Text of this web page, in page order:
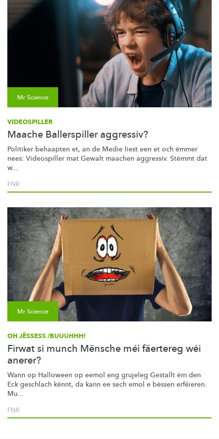
Mr Science
VIDEOSPILLER
Maache Ballerspiller aggressiv?
Politiker behaapten et, an de Medie liest een et och ëmmer
nees: Videospiller mat Gewalt maachen aggressiv. Stëmmt dat
w...
FNR
Mr Science
OH JËSSESS /BUUUHHH!
Firwat si munch Mënsche méi fäertereg wéi
anerer?
Wann op Halloween op eemol eng grujeleg Gestallt ëm den
Eck geschlach kënnt, da kann ee sech emol e bëssen erféieren.
Mu...
FNR